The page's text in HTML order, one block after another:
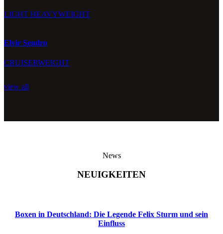
LIGHT HEAVYWEIGHT
Elvir Sendro
CRUISERWEIGHT
view all
News
NEUIGKEITEN
Boxen in Deutschland: Die Legende Felix Sturm und sein
Einfluss